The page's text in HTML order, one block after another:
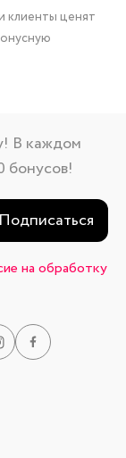
клиенты ценят
В каждом
бонусов!
Подписаться
на обработку